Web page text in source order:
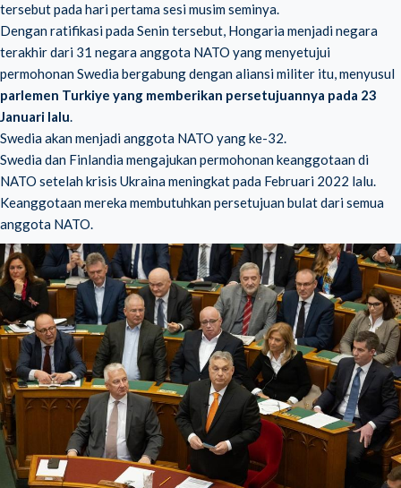
tersebut pada hari pertama sesi musim seminya.
Dengan ratifikasi pada Senin tersebut, Hongaria menjadi negara
terakhir dari 31 negara anggota NATO yang menyetujui
permohonan Swedia bergabung dengan aliansi militer itu, menyusul
parlemen Turkiye yang memberikan persetujuannya pada 23
Januari lalu.
Swedia akan menjadi anggota NATO yang ke-32.
Swedia dan Finlandia mengajukan permohonan keanggotaan di
NATO setelah krisis Ukraina meningkat pada Februari 2022 lalu.
Keanggotaan mereka membutuhkan persetujuan bulat dari semua
anggota NATO.